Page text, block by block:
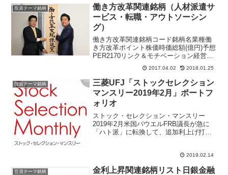
投資テーマ銘柄
働き方改革関連銘柄（人材派遣サ
ービス・転職・アウトソーシン
グ）
働き方改革関連銘柄コード銘柄名業種働
き方改革ポイント株価時価総額(億円)予想
PER2170リンク＆モチベーション経営コ
ンサルティングモチベーション
UP66777737.72412ベネフィット・ワン福
利厚生業務運営代行福利厚生のアウトソ
ーシン...
2017.04.02 2018.01.25
投資テーマ銘柄
三菱UFJ「ストックセレクション
マンスリー2019年2月」ポートフ
ォリオ
ストック・セレクション・マンスリー
2019年2月米国パウエルFRB議長が急に
「ハト派」に転換して、追加利上げ打ち
スクオフへ傾いて上昇。米国、中国、欧
州の政治イベントは2...
2019.02.14
投資テーマ銘柄
金利上昇関連銘柄リスト日銀金融